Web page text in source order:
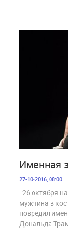
Именная
27-10-2016, 08:00
26 октября
мужчина в
повредил
Дональда